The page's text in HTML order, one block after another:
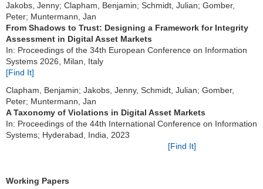
Jakobs, Jenny; Clapham, Benjamin; Schmidt, Julian; Gomber,
Peter; Muntermann, Jan
From Shadows to Trust: Designing a Framework for Integrity
Assessment in Digital Asset Markets
In: Proceedings of the 34th European Conference on Information
Systems 2026, Milan, Italy
[Find It]
Clapham, Benjamin; Jakobs, Jenny, Schmidt, Julian; Gomber,
Peter; Muntermann, Jan
A Taxonomy of Violations in Digital Asset Markets
In: Proceedings of the 44th International Conference on Information
Systems; Hyderabad, India, 2023
[Find It]
Working Papers